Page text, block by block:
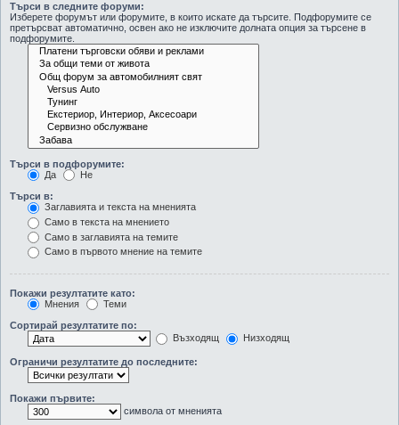
Търси в следните форуми:
Изберете форумът или форумите, в които искате да търсите. Подфорумите се
претърсват автоматично, освен ако не изключите долната опция за търсене в
подфорумите.
Търси в подфорумите:
Да
Не
Търси в:
Заглавията и текста на мненията
Само в текста на мнението
Само в заглавията на темите
Само в първото мнение на темите
Покажи резултатите като:
Мнения
Теми
Сортирай резултатите по:
Възходящ
Низходящ
Ограничи резултатите до последните:
Покажи първите:
символа от мненията